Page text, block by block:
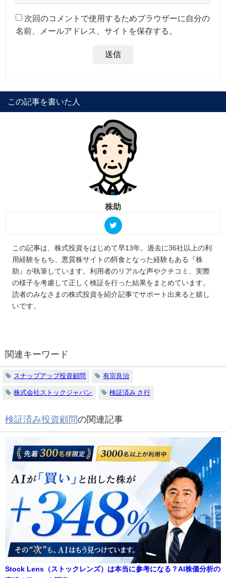
次回のコメントで使用するためブラウザーに自分の
名前、メールアドレス、サイトを保存する。
この記事を書いた人
株助
この記事は、株式投資をはじめて早13年。過去に36社以上の利
用経験をもち、悪質株サイトの餌食となった経験もある『株
助』が執筆しています。利用者のリアルな声やクチコミ、実際
の様子を考慮して正しく検証を行った結果をまとめています。
読者のみなさまの株式投資を紹介記事でサポート出来ると嬉し
いです。
関連キーワード
スナップアップ投資顧問 有宗良治
株式会社ストックジャパン 検証済み さ行
検証済み投資顧問の関連記事
Stock Lens（ストックレンズ）は本当に参考になる？AI株価分析の